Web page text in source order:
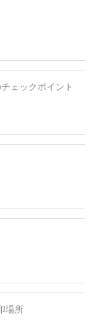
ェックポイント
場所